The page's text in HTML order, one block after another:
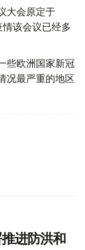
大会原定于
该会议已经多
些欧洲国家新冠
况最严重的地区
进防洪和